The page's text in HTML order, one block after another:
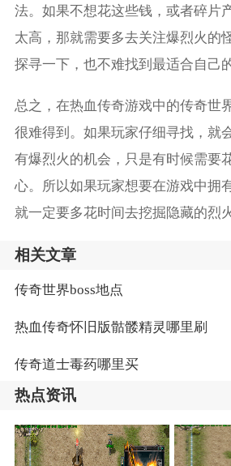
法。如果不想花这些钱，或者碎片
太高，那就需要多去关注爆烈火的
探寻一下，也不难找到最适合自己
总之，在热血传奇游戏中的传奇世
很难得到。如果玩家仔细寻找，就
有爆烈火的机会，只是有时候需要
心。所以如果玩家想要在游戏中拥
就一定要多花时间去挖掘隐藏的烈
相关文章
传奇世界boss地点
热血传奇怀旧版骷髅精灵哪里刷
传奇道士毒药哪里买
热点资讯